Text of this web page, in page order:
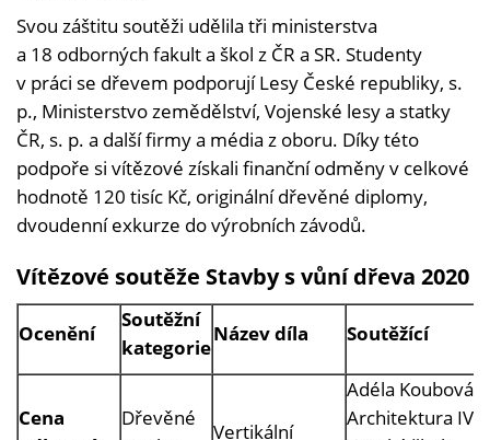
Svou záštitu soutěži udělila tři ministerstva
a 18 odborných fakult a škol z ČR a SR. Studenty
v práci se dřevem podporují Lesy České republiky, s.
p., Ministerstvo zemědělství, Vojenské lesy a statky
ČR, s. p. a další firmy a média z oboru. Díky této
podpoře si vítězové získali finanční odměny v celkové
hodnotě 120 tisíc Kč, originální dřevěné diplomy,
dvoudenní exkurze do výrobních závodů.
Vítězové soutěže Stavby s vůní dřeva 2020
Ocenění
Soutěžní
kategorie
Název díla Soutěžící
Cena
Dřevěné
Vertikální
Adéla Koubová,
Architektura IV,